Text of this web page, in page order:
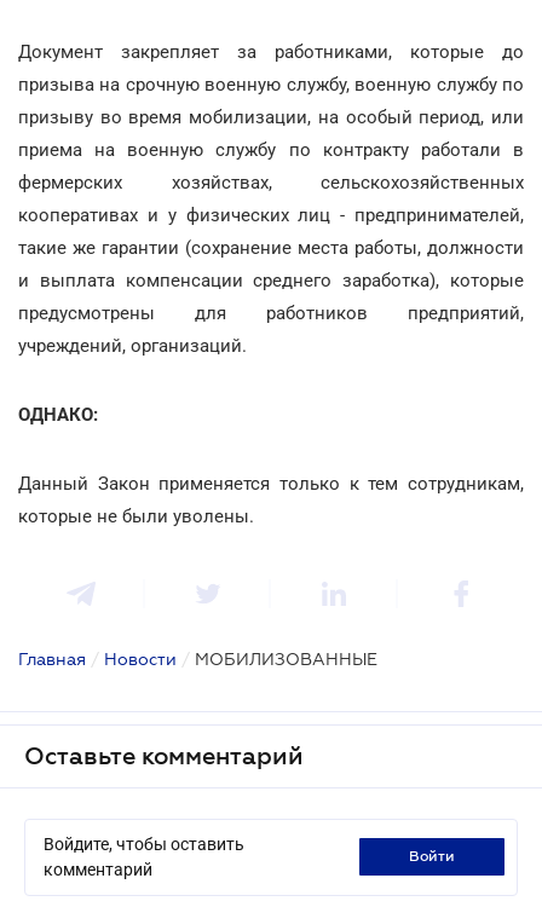
Документ закрепляет за работниками, которые до
призыва на срочную военную службу, военную службу по
призыву во время мобилизации, на особый период, или
приема на военную службу по контракту работали в
фермерских хозяйствах, сельскохозяйственных
кооперативах и у физических лиц - предпринимателей,
такие же гарантии (сохранение места работы, должности
и выплата компенсации среднего заработка), которые
предусмотрены для работников предприятий,
учреждений, организаций.
ОДНАКО:
Данный Закон применяется только к тем сотрудникам,
которые не были уволены.
Главная / Новости / МОБИЛИЗОВАННЫЕ
Оставьте комментарий
Войдите, чтобы оставить
комментарий
войти